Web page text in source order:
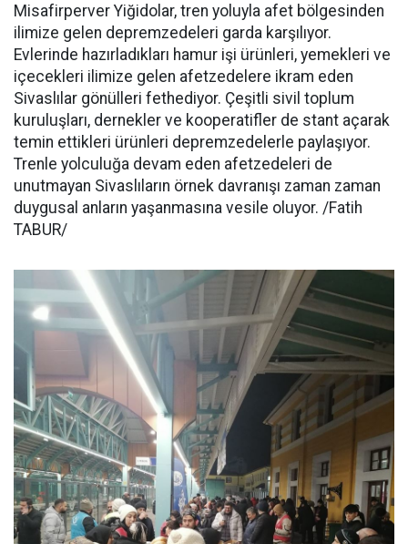
Misafirperver Yiğidolar, tren yoluyla afet bölgesinden
ilimize gelen depremzedeleri garda karşılıyor.
Evlerinde hazırladıkları hamur işi ürünleri, yemekleri ve
içecekleri ilimize gelen afetzedelere ikram eden
Sivaslılar gönülleri fethediyor. Çeşitli sivil toplum
kuruluşları, dernekler ve kooperatifler de stant açarak
temin ettikleri ürünleri depremzedelerle paylaşıyor.
Trenle yolculuğa devam eden afetzedeleri de
unutmayan Sivaslıların örnek davranışı zaman zaman
duygusal anların yaşanmasına vesile oluyor. /Fatih
TABUR/